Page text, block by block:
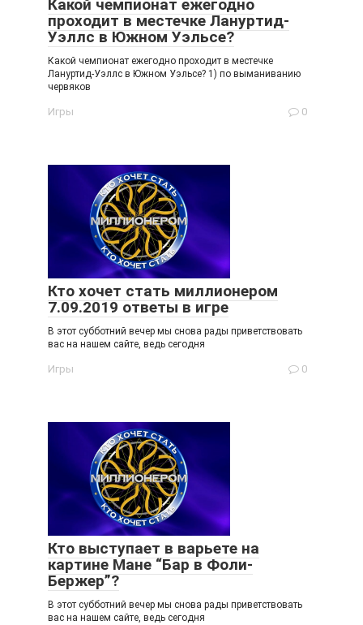
Какой чемпионат ежегодно
проходит в местечке Лануртид-
Уэллс в Южном Уэльсе?
Какой чемпионат ежегодно проходит в местечке
Лануртид-Уэллс в Южном Уэльсе? 1) по выманиванию
червяков
Игры 0
Кто хочет стать миллионером
7.09.2019 ответы в игре
В этот субботний вечер мы снова рады приветствовать
вас на нашем сайте, ведь сегодня
Игры 0
Кто выступает в варьете на
картине Мане “Бар в Фоли-
Бержер”?
В этот субботний вечер мы снова рады приветствовать
вас на нашем сайте, ведь сегодня